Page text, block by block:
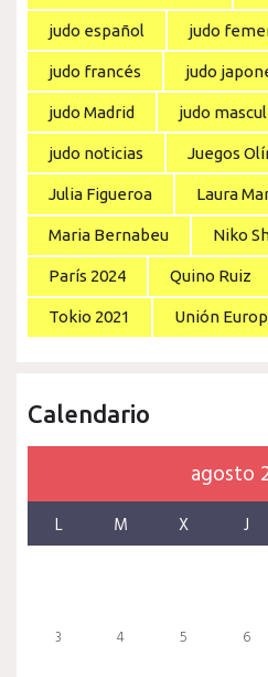
judo español judo
judo francés judo
judo Madrid judo
judo noticias Juegos
Julia Figueroa Laura
Maria Bernabeu Niko
París 2024 Quino Ruiz
Tokio 2021 Unión
Calendario
agosto
L M X J
3 4 5 6